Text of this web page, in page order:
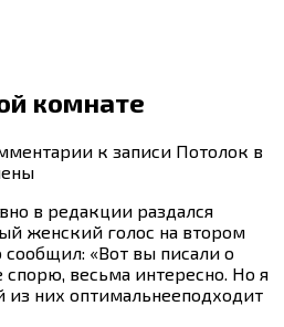
комнате
к записи Потолок в
в редакции раздался
женский голос на втором
«Вот вы писали о
спорю, весьма интересно. Но я
из них оптимальнееподходит